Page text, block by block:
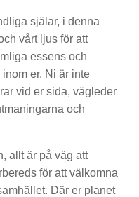
själar, i denna
vårt ljus för att
essens och
er. Ni är inte
vid er sida, vägleder
och
allt är på väg att
för att välkomna
Där er planet